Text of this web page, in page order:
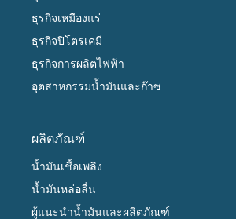
ธุรกิจเหมืองแร่
ธุรกิจปิโตรเคมี
ธุรกิจการผลิตไฟฟ้า
อุตสาหกรรมน้ำมันและก๊าซ
ผลิตภัณฑ์
น้ำมันเชื้อเพลิง
น้ำมันหล่อลื่น
ผู้แนะนำน้ำมันและผลิตภัณฑ์